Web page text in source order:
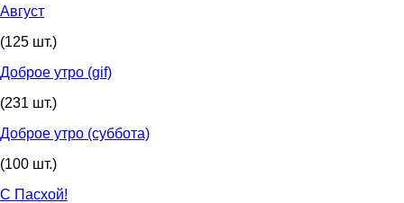
Август
(125 шт.)
Доброе утро (gif)
(231 шт.)
Доброе утро (суббота)
(100 шт.)
С Пасхой!